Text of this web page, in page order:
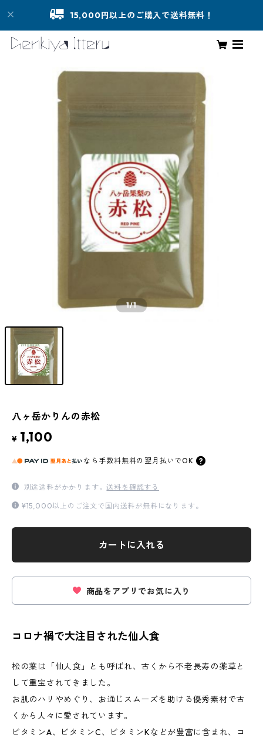
15,000円以上のご購入で送料無料！
1/1
八ヶ岳かりんの赤松
¥ 1,100
なら 手数料無料の 翌月払いでOK
別途送料がかかります。送料を確認する
¥15,000以上のご注文で国内送料が無料になります。
カートに入れる
商品をアプリでお気に入り
コロナ禍で大注目された仙人食
松の葉は「仙人食」とも呼ばれ、古くから不老長寿の薬草と
して重宝されてきました。
お肌のハリやめぐり、お通じスムーズを助ける優秀素材で古
くから人々に愛されています。
ビタミンA、ビタミンC、ビタミンKなどが豊富に含まれ、コ